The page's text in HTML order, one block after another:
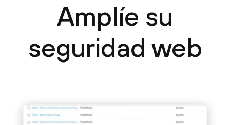
Amplíe su
seguridad web